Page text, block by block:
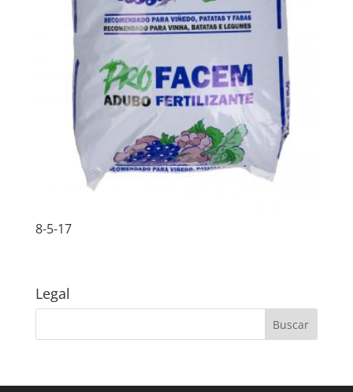
8-5-17
Legal